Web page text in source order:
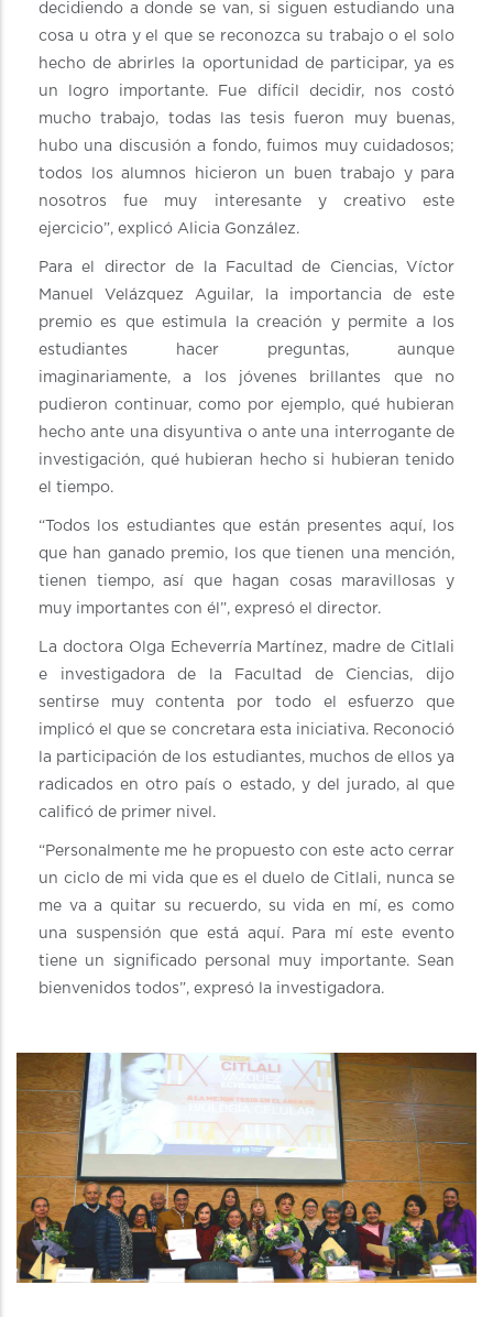
decidiendo a donde se van, si siguen estudiando una
cosa u otra y el que se reconozca su trabajo o el solo
hecho de abrirles la oportunidad de participar, ya es
un logro importante. Fue difícil decidir, nos costó
mucho trabajo, todas las tesis fueron muy buenas,
hubo una discusión a fondo, fuimos muy cuidadosos;
todos los alumnos hicieron un buen trabajo y para
nosotros fue muy interesante y creativo este
ejercicio”, explicó Alicia González.
Para el director de la Facultad de Ciencias, Víctor
Manuel Velázquez Aguilar, la importancia de este
premio es que estimula la creación y permite a los
estudiantes hacer preguntas, aunque
imaginariamente, a los jóvenes brillantes que no
pudieron continuar, como por ejemplo, qué hubieran
hecho ante una disyuntiva o ante una interrogante de
investigación, qué hubieran hecho si hubieran tenido
el tiempo.
“Todos los estudiantes que están presentes aquí, los
que han ganado premio, los que tienen una mención,
tienen tiempo, así que hagan cosas maravillosas y
muy importantes con él”, expresó el director.
La doctora Olga Echeverría Martínez, madre de Citlali
e investigadora de la Facultad de Ciencias, dijo
sentirse muy contenta por todo el esfuerzo que
implicó el que se concretara esta iniciativa. Reconoció
la participación de los estudiantes, muchos de ellos ya
radicados en otro país o estado, y del jurado, al que
calificó de primer nivel.
“Personalmente me he propuesto con este acto cerrar
un ciclo de mi vida que es el duelo de Citlali, nunca se
me va a quitar su recuerdo, su vida en mí, es como
una suspensión que está aquí. Para mí este evento
tiene un significado personal muy importante. Sean
bienvenidos todos”, expresó la investigadora.